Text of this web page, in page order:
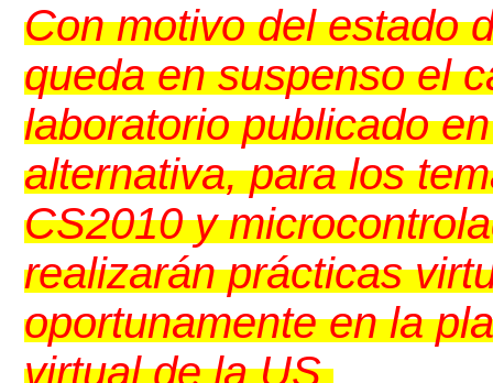
Con motivo del estado
queda en suspenso el
laboratorio publicado
alternativa, para los
CS2010 y
realizarán prácticas
oportunamente en la
virtual de la US